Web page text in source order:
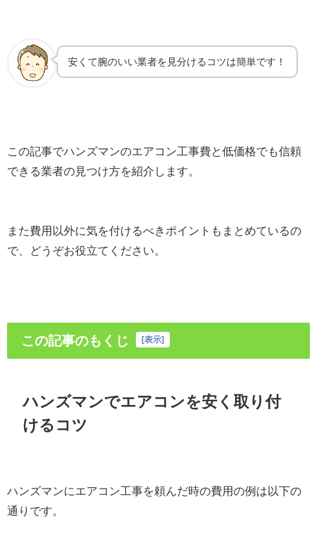
安くて腕のいい業者を見分けるコツは簡単です！
この記事でハンズマンのエアコン工事費と低価格でも信頼
できる業者の見つけ方を紹介します。
また費用以外に気を付けるべきポイントもまとめているの
で、どうぞお役立てください。
この記事のもくじ 表示
ハンズマンでエアコンを安く取り付
けるコツ
ハンズマンにエアコン工事を頼んだ時の費用の例は以下の
通りです。